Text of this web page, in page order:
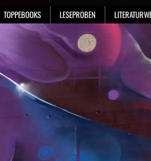
TOPPEBOOKS LESEPROBEN